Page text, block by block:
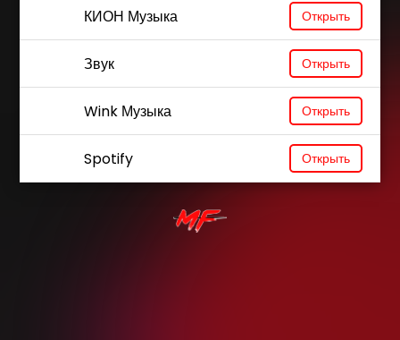
КИОН Музыка Открыть
Звук Открыть
Wink Музыка Открыть
Spotify Открыть